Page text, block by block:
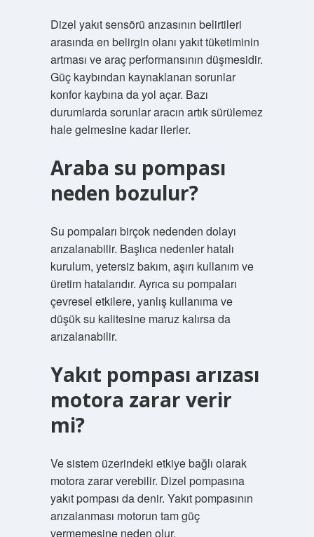
Dizel yakıt sensörü arızasının belirtileri
arasında en belirgin olanı yakıt tüketiminin
artması ve araç performansının düşmesidir.
Güç kaybından kaynaklanan sorunlar
konfor kaybına da yol açar. Bazı
durumlarda sorunlar aracın artık sürülemez
hale gelmesine kadar ilerler.
Araba su pompası
neden bozulur?
Su pompaları birçok nedenden dolayı
arızalanabilir. Başlıca nedenler hatalı
kurulum, yetersiz bakım, aşırı kullanım ve
üretim hatalarıdır. Ayrıca su pompaları
çevresel etkilere, yanlış kullanıma ve
düşük su kalitesine maruz kalırsa da
arızalanabilir.
Yakıt pompası arızası
motora zarar verir
mi?
Ve sistem üzerindeki etkiye bağlı olarak
motora zarar verebilir. Dizel pompasına
yakıt pompası da denir. Yakıt pompasının
arızalanması motorun tam güç
vermemesine neden olur.